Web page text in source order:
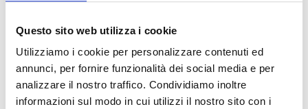
Questo sito web utilizza i cookie
Utilizziamo i cookie per personalizzare contenuti ed
annunci, per fornire funzionalità dei social media e per
analizzare il nostro traffico. Condividiamo inoltre
informazioni sul modo in cui utilizzi il nostro sito con i
Dokumente (6992)
Alle auswählen
Melden Sie sich an, bevor Sie Inhalte über das Symbol
herunterladen lock